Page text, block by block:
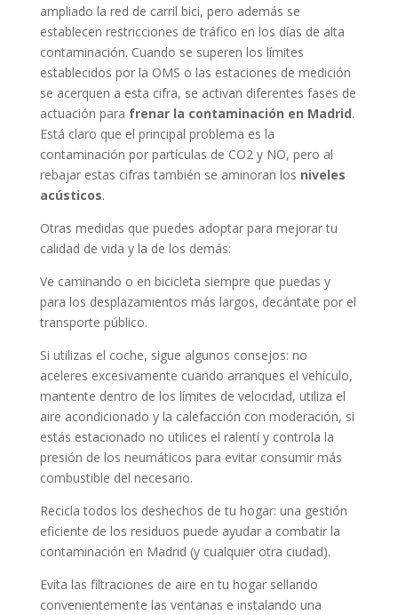
ampliado la red de carril bici, pero además se
establecen restricciones de tráfico en los días de alta
contaminación. Cuando se superen los límites
establecidos por la OMS o las estaciones de medición
se acerquen a esta cifra, se activan diferentes fases de
actuación para frenar la contaminación en Madrid.
Está claro que el principal problema es la
contaminación por partículas de CO2 y NO, pero al
rebajar estas cifras también se aminoran los niveles
acústicos.
Otras medidas que puedes adoptar para mejorar tu
calidad de vida y la de los demás:
Ve caminando o en bicicleta siempre que puedas y
para los desplazamientos más largos, decántate por el
transporte público.
Si utilizas el coche, sigue algunos consejos: no
aceleres excesivamente cuando arranques el vehículo,
mantente dentro de los límites de velocidad, utiliza el
aire acondicionado y la calefacción con moderación, si
estás estacionado no utilices el ralentí y controla la
presión de los neumáticos para evitar consumir más
combustible del necesario.
Recicla todos los deshechos de tu hogar: una gestión
eficiente de los residuos puede ayudar a combatir la
contaminación en Madrid (y cualquier otra ciudad).
Evita las filtraciones de aire en tu hogar sellando
convenientemente las ventanas e instalando una